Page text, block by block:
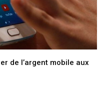
de l’argent mobile aux